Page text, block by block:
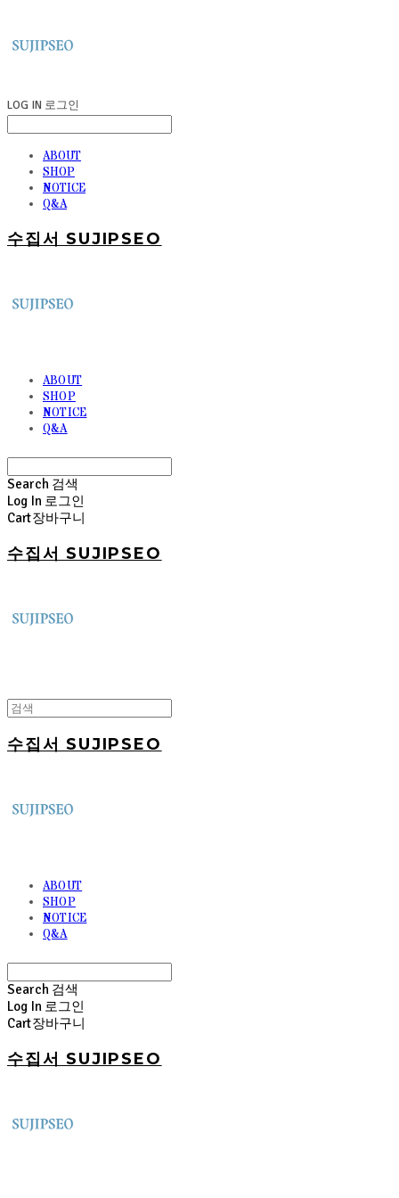
LOG IN 로그인
ABOUT
SHOP
NOTICE
Q&A
수집서 SUJIPSEO
ABOUT
SHOP
NOTICE
Q&A
Search 검색
Log In 로그인
Cart장바구니
수집서 SUJIPSEO
수집서 SUJIPSEO
ABOUT
SHOP
NOTICE
Q&A
Search 검색
Log In 로그인
Cart장바구니
수집서 SUJIPSEO